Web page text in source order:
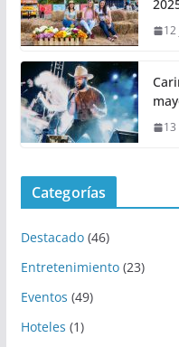
Categorías
Destacado(46)
Entretenimiento(23)
Eventos (49)
Hoteles (1)